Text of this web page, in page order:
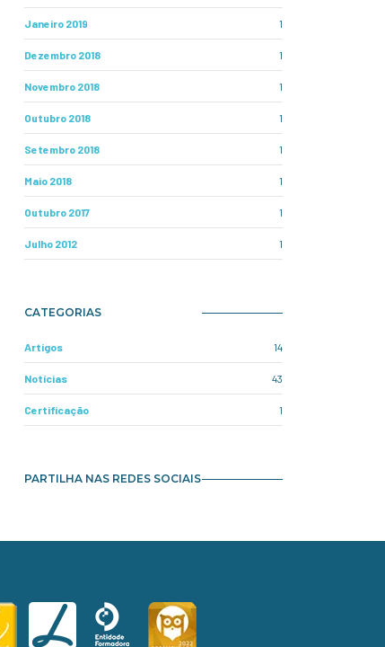
Janeiro 2019 1
Dezembro 2018 1
Novembro 2018 1
Outubro 2018 1
Setembro 2018 1
Maio 2018 1
Outubro 2017 1
Julho 2012 1
CATEGORIAS
Artigos 14
Notícias 43
Certificação 1
PARTILHA NAS REDES SOCIAIS